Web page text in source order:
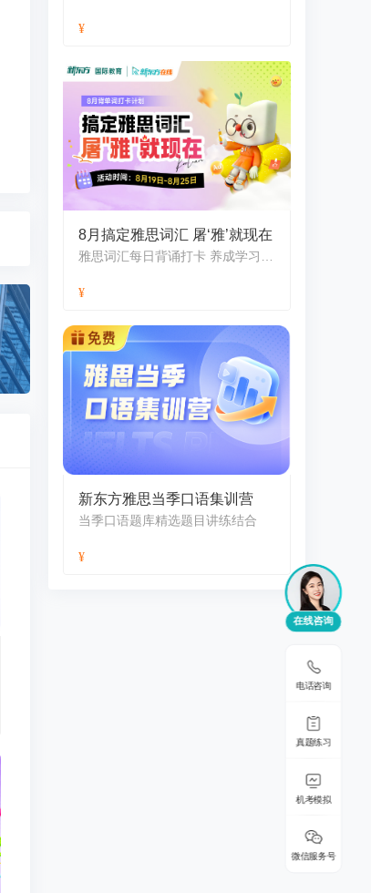
8月搞定雅思词汇 屠‘雅’就现在
新东方雅思当季口语集训营
当季口语题库精选题目讲练结合
在线咨询
电话咨询
真题练习
机考模拟
微信服务号